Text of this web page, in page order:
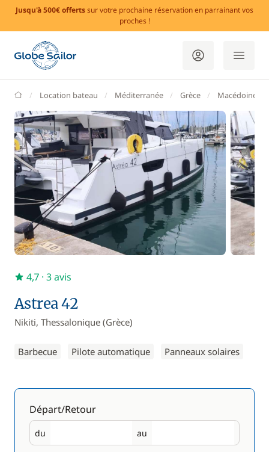
Jusqu'à 500€ offertssur votre prochaine réservation en parrainant vos
proches !
GlobeSailor
Location bateau Méditerranée Grèce Macédoine
Astrea 42
Nikiti, Thessalonique (Grèce)
Barbecue Pilote automatique Panneaux solaires
4,7 · 3 avis
Départ/Retour
du
Départ au
Retour